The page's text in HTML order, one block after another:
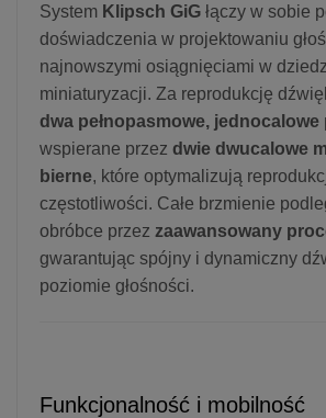
System Klipsch GiG łączy w sobie
doświadczenia w projektowaniu
najnowszymi osiągnięciami w
miniaturyzacji. Za reprodukcję
dwa pełnopasmowe,
wspierane przez dwie dwucalowe
bierne, które optymalizują
częstotliwości. Całe brzmienie
obróbce przez zaawansowany
gwarantując spójny i dynamiczny
poziomie głośności.
Funkcjonalność i mobilność